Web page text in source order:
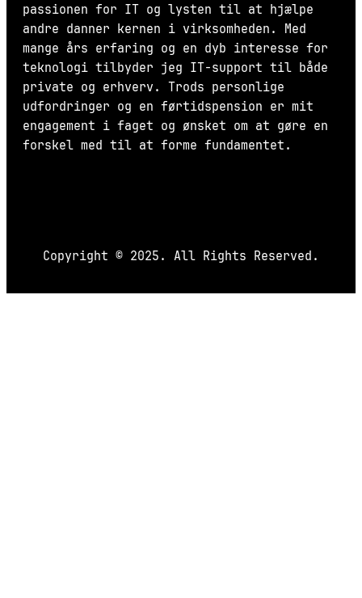
passionen for IT og lysten til at hjælpe
andre danner kernen i virksomheden. Med
mange års erfaring og en dyb interesse for
teknologi tilbyder jeg IT-support til både
private og erhverv. Trods personlige
udfordringer og en førtidspension er mit
engagement i faget og ønsket om at gøre en
forskel med til at forme fundamentet.
Copyright © 2025. All Rights Reserved.